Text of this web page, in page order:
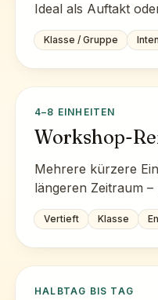
Ideal als Auftakt
Klasse / Gruppe
4–8 EINHEITEN
Workshop-
Mehrere kürzere
längeren Zeitraum
Vertieft Klasse
HALBTAG BIS TAG